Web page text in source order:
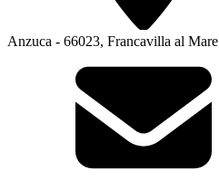
Anzuca - 66023, Francavilla al Mare